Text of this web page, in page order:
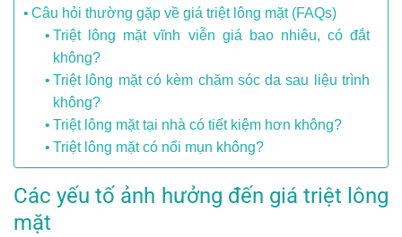
Câu hỏi thường gặp về giá triệt lông mặt (FAQs)
Triệt lông mặt vĩnh viễn giá bao nhiêu, có đắt
không?
Triệt lông mặt có kèm chăm sóc da sau liệu trình
không?
Triệt lông mặt tại nhà có tiết kiệm hơn không?
Triệt lông mặt có nổi mụn không?
Các yếu tố ảnh hưởng đến giá triệt lông
mặt